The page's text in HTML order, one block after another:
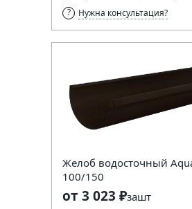
Нужна консультация?
Желоб водосточный
100/150
от 3 023 ₽зашт